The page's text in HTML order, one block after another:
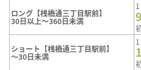
ロング【桟橋通三丁目駅前】
30日以上～360日未満
ショート【桟橋通三丁目駅前】
～30日未満